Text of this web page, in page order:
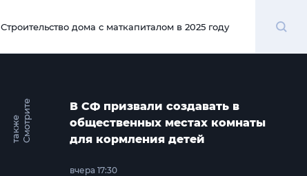
00:00
Строительство дома с маткапиталом в 2025 году
С
м
о
т
р и
т
е
т
а
к
ж
е
В СФ призвали создавать в
общественных местах комнаты
для кормления детей
вчера 17:30